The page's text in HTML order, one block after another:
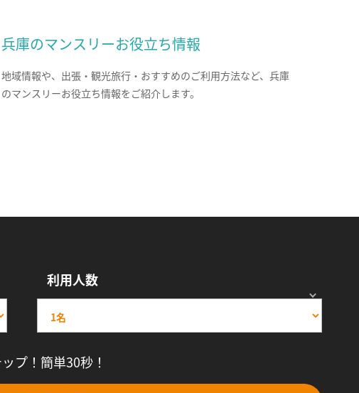
兵庫のマンスリーお役立ち情報
地域情報や、出張・観光旅行・おすすめのご利用方法など、兵庫
のマンスリーお役立ち情報をご紹介します。
利用人数
プ！簡単30秒！